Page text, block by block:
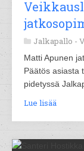
Jalkapallo -
Matti Apunen
Päätös asiasta
pidetyssä
Lue lisää